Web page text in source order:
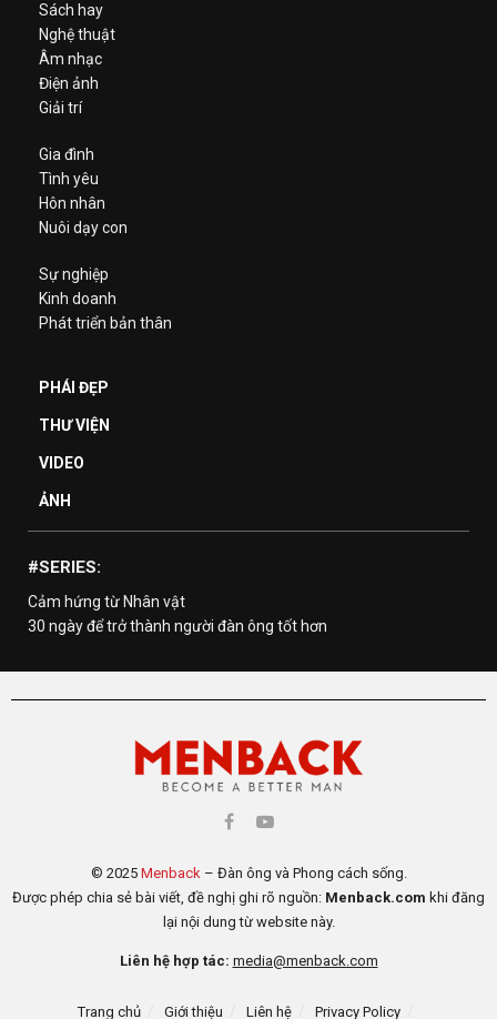
Sách hay
Nghệ thuật
Âm nhạc
Điện ảnh
Giải trí
Gia đình
Tình yêu
Hôn nhân
Nuôi dạy con
Sự nghiệp
Kinh doanh
Phát triển bản thân
PHÁI ĐẸP
THƯ VIỆN
VIDEO
ẢNH
#SERIES:
Cảm hứng từ Nhân vật
30 ngày để trở thành người đàn ông tốt hơn
© 2025 Menback– Đàn ông và Phong cách sống.
Được phép chia sẻ bài viết, đề nghị ghi rõ nguồn: Menback.com khi đăng
lại nội dung từ website này.
Liên hệ hợp tác: media@menback.com
Trang chủ Giới thiệu Liên hệ Privacy Policy